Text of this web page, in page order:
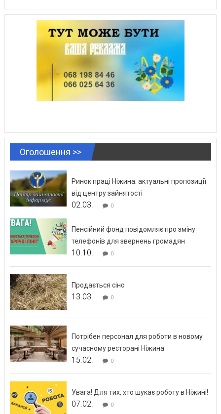
Оголошення >>
Ринок праці Ніжина: актуальні пропозиції
від центру зайнятості
02.03. 0
Пенсійний фонд повідомляє про зміну
телефонів для звернень громадян
10.10. 0
Продається сіно
13.03. 0
Потрібен персонал для роботи в новому
сучасному ресторані Ніжина
15.02. 0
Увага! Для тих, хто шукає роботу в Ніжині!
07.02. 0